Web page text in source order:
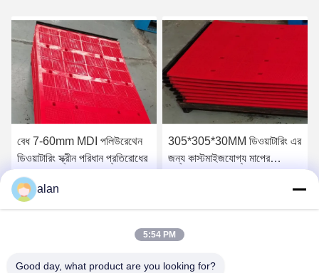
বেধ 7-60mm MDI পলিউরেথেন
ডিওয়াটারিং স্ক্রীন পরিধান প্রতিরোধের
305*305*30MM ডিওয়াটারিং এর
জন্য কাস্টমাইজযোগ্য মাপের
alan
5:54 PM
Good day, what product are you looking for?